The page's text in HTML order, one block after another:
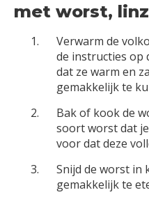
met worst,
Verwarm de
de instructies op
dat ze warm en
gemakkelijk te
Bak of kook de
soort worst dat
voor dat deze
Snijd de worst in
gemakkelijk te